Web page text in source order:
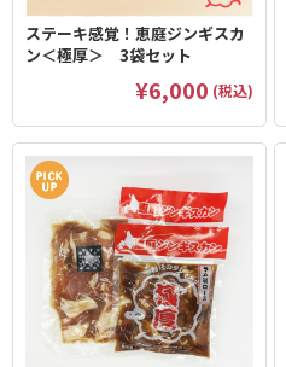
ステーキ感覚！恵庭ジンギスカ
ン＜極厚＞ 3袋セット
¥6,000 (税込)